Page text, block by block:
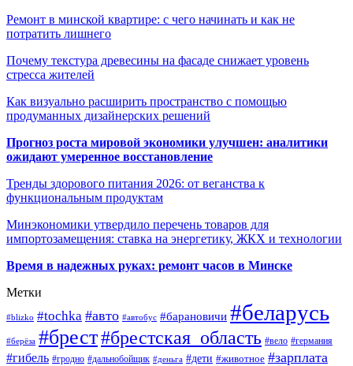
Ремонт в минской квартире: с чего начинать и как не
потратить лишнего
Почему текстура древесины на фасаде снижает уровень
стресса жителей
Как визуально расширить пространство с помощью
продуманных дизайнерских решений
Прогноз роста мировой экономики улучшен: аналитики
ожидают умеренное восстановление
Тренды здорового питания 2026: от веганства к
функциональным продуктам
Минэкономики утвердило перечень товаров для
импортозамещения: ставка на энергетику, ЖКХ и технологии
Время в надежных руках: ремонт часов в Минске
Метки
#blizko #tochka #авто #автобус #барановичи #беларусь
#берёза #брест#брестская_область #вело #германия
#гибель #гродно #дальнобойщик #деньга #дети #животное #зарплата